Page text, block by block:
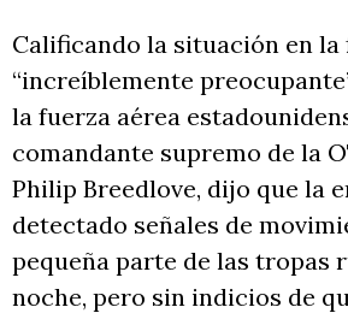
Calificando la situación en
“increíblemente
la fuerza aérea
comandante supremo de la
Philip Breedlove, dijo que la
detectado señales de
pequeña parte de las tropas
noche, pero sin indicios de